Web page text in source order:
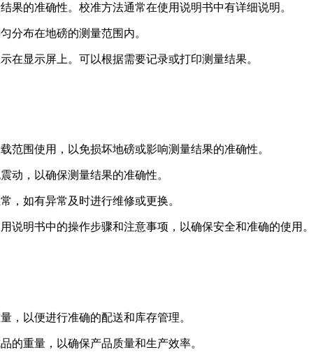
果的准确性。校准方法通常在使用说明书中有详细说明。
分布在地磅的测量范围内。
在显示屏上。可以根据需要记录或打印测量结果。
范围使用，以免损坏地磅或影响测量结果的准确性。
动，以确保测量结果的准确性。
，如有异常及时进行维修或更换。
说明书中的操作步骤和注意事项，以确保安全和准确的使用。
，以便进行准确的配送和库存管理。
的重量，以确保产品质量和生产效率。